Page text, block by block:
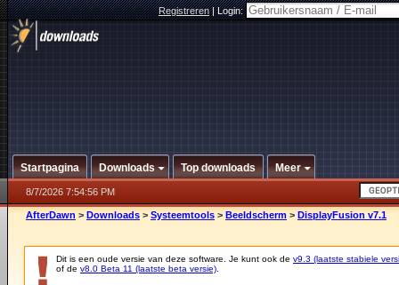
Registreren|Login:
Startpagina Downloads Top downloads Meer
8/7/2026 7:54:56 PM
AfterDawn > Downloads > Systeemtools > Beeldscherm > DisplayFusion v7.1
Dit is een oude versie van deze software. Je kunt ook de v9.3 (laatste stabiele
of de v8.0 Beta 11 (laatste beta versie)